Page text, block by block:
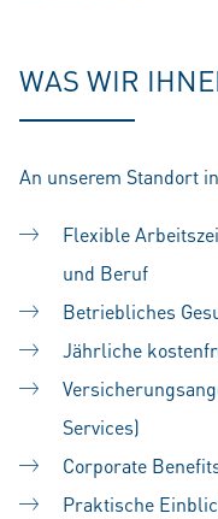
WAS WIR
An unserem Standort
Flexible
und Beruf
Betriebliches
Jährliche
Services)
Corporate
Praktische